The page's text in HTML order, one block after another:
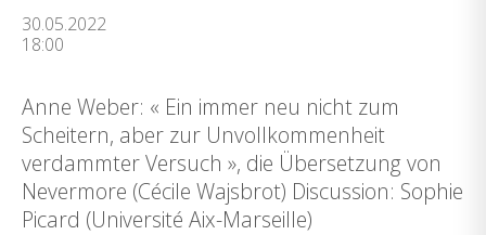
30.05.2022
18:00
Anne Weber: « Ein immer neu nicht zum
Scheitern, aber zur Unvollkommenheit
verdammter Versuch », die Übersetzung von
Nevermore (Cécile Wajsbrot) Discussion: Sophie
Picard (Université Aix-Marseille)